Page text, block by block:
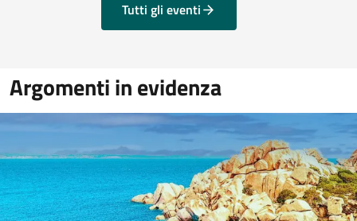
Tutti gli eventi
Argomenti in evidenza